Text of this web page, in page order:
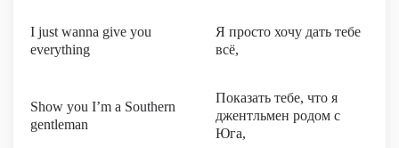
I just wanna give you
everything
Я просто хочу дать тебе
всё,
Show you I’m a Southern
gentleman
Показать тебе, что я
джентльмен родом с
Юга,